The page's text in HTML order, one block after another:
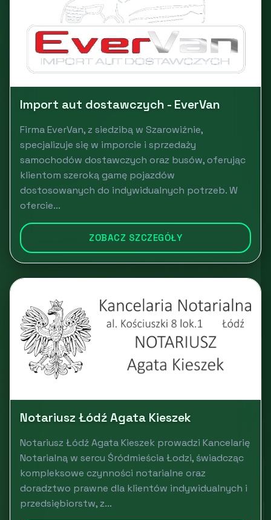
Import aut dostawczych - EverVan
Firma EverVan, z siedzibą w Szarowiźnie,
specjalizuje się w imporcie i sprzedaży
samochodów dostawczych oraz busów, oferując
klientom szeroką gamę pojazdów
dostosowanych do indywidualnych potrzeb. W
ofercie...
ZOBACZ SZCZEGÓŁY
Notariusz Łódź Agata Kieszek
Notariusz Łódź Agata Kieszek prowadzi Kancelarię
Notarialną w sercu Śródmieścia Łodzi, świadcząc
kompleksowe czynności notarialne oraz
doradztwo prawne dla klientów indywidualnych i
przedsiębiorstw, z...